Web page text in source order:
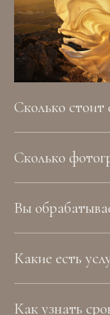
Сколько стоит
Сколько
Вы
Какие есть
Как узнать